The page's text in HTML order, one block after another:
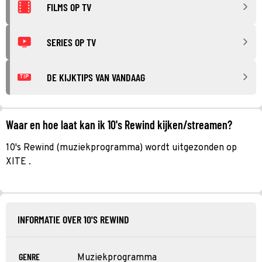
FILMS OP TV
SERIES OP TV
TIP DE KIJKTIPS VAN VANDAAG
Waar en hoe laat kan ik 10's Rewind kijken/streamen?
10's Rewind (muziekprogramma) wordt uitgezonden op
XITE .
INFORMATIE OVER 10'S REWIND
GENRE Muziekprogramma